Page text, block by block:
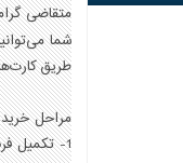
متقاضی
شما
طریق
مراحل
1- تکمیل فرم پیشنهاد